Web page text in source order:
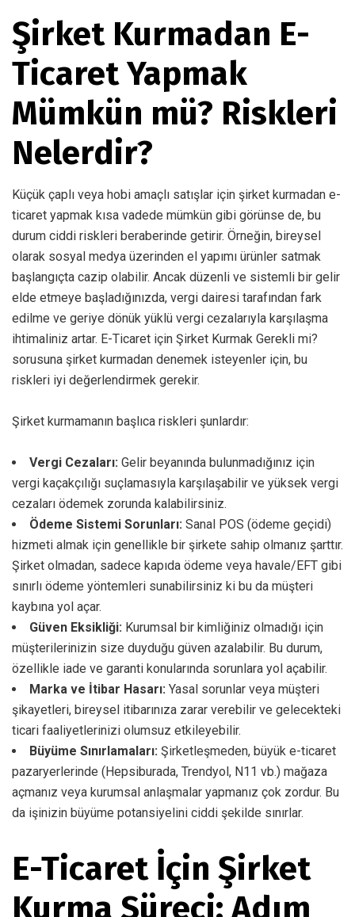
Şirket Kurmadan E-
Ticaret Yapmak
Mümkün mü? Riskleri
Nelerdir?
Küçük çaplı veya hobi amaçlı satışlar için şirket kurmadan e-
ticaret yapmak kısa vadede mümkün gibi görünse de, bu
durum ciddi riskleri beraberinde getirir. Örneğin, bireysel
olarak sosyal medya üzerinden el yapımı ürünler satmak
başlangıçta cazip olabilir. Ancak düzenli ve sistemli bir gelir
elde etmeye başladığınızda, vergi dairesi tarafından fark
edilme ve geriye dönük yüklü vergi cezalarıyla karşılaşma
ihtimaliniz artar. E-Ticaret için Şirket Kurmak Gerekli mi?
sorusuna şirket kurmadan denemek isteyenler için, bu
riskleri iyi değerlendirmek gerekir.
Şirket kurmamanın başlıca riskleri şunlardır:
Vergi Cezaları: Gelir beyanında bulunmadığınız için
vergi kaçakçılığı suçlamasıyla karşılaşabilir ve yüksek vergi
cezaları ödemek zorunda kalabilirsiniz.
Ödeme Sistemi Sorunları: Sanal POS (ödeme geçidi)
hizmeti almak için genellikle bir şirkete sahip olmanız şarttır.
Şirket olmadan, sadece kapıda ödeme veya havale/EFT gibi
sınırlı ödeme yöntemleri sunabilirsiniz ki bu da müşteri
kaybına yol açar.
Güven Eksikliği: Kurumsal bir kimliğiniz olmadığı için
müşterilerinizin size duyduğu güven azalabilir. Bu durum,
özellikle iade ve garanti konularında sorunlara yol açabilir.
Marka ve İtibar Hasarı: Yasal sorunlar veya müşteri
şikayetleri, bireysel itibarınıza zarar verebilir ve gelecekteki
ticari faaliyetlerinizi olumsuz etkileyebilir.
Büyüme Sınırlamaları: Şirketleşmeden, büyük e-ticaret
pazaryerlerinde (Hepsiburada, Trendyol, N11 vb.) mağaza
açmanız veya kurumsal anlaşmalar yapmanız çok zordur. Bu
da işinizin büyüme potansiyelini ciddi şekilde sınırlar.
E-Ticaret İçin Şirket
Kurma Süreci: Adım